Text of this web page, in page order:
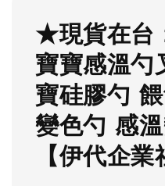
★現貨在
寶寶感溫勺
寶硅膠勺
變色勺 感
【伊代企業